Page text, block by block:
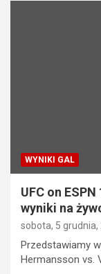
WYNIKI GAL
UFC on
wyniki na
sobota, 5 grudnia,
Przedstawiamy
Hermansson vs.